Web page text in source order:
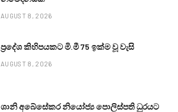
AUGUST 8, 2026
ප්‍රදේශ කිහිපයකට මි.මී 75 ඉක්ම වූ වැසි
AUGUST 8, 2026
ශානි අබේසේකර නියෝජ්‍ය පොලිස්පති ධුරයට